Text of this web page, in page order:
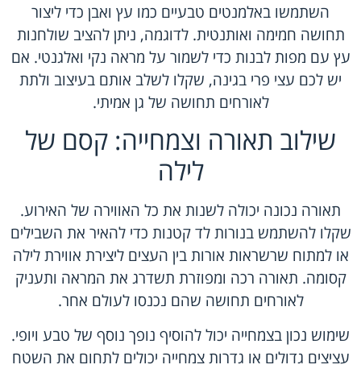
השתמשו באלמנטים טבעיים כמו עץ ואבן כדי ליצור
תחושה חמימה ואותנטית. לדוגמה, ניתן להציב שולחנות
עץ עם מפות לבנות כדי לשמור על מראה נקי ואלגנטי. אם
יש לכם עצי פרי בגינה, שקלו לשלב אותם בעיצוב ולתת
לאורחים תחושה של גן אמיתי.
שילוב תאורה וצמחייה: קסם של
לילה
תאורה נכונה יכולה לשנות את כל האווירה של האירוע.
שקלו להשתמש בנורות לד קטנות כדי להאיר את השבילים
או למתוח שרשראות אורות בין העצים ליצירת אווירת לילה
קסומה. תאורה רכה ומפוזרת תשדרג את המראה ותעניק
לאורחים תחושה שהם נכנסו לעולם אחר.
שימוש נכון בצמחייה יכול להוסיף נופך נוסף של טבע ויופי.
עציצים גדולים או גדרות צמחייה יכולים לתחום את השטח